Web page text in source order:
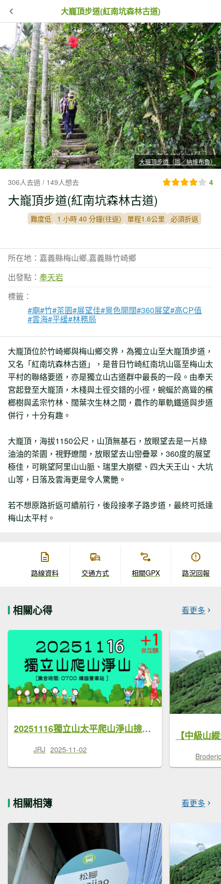
大巃頂步道(紅南坑森林古道)
大巃頂步道（圖／納維布魯）
306人去過 / 149人想去 4
大巃頂步道(紅南坑森林古道)
難度低 1 小時 40 分鐘(往返) 單程1.6公里 必須折返
所在地：嘉義縣梅山鄉,嘉義縣竹崎鄉
出發點： 奉天岩
標籤：
#廟#竹#茶園#展望佳#景色開闊#360展望#高CP值
#雲海#平緩#林務局
大巃頂位於竹崎鄉與梅山鄉交界，為獨立山至大巃頂步道，
又名「紅南坑森林古道」，是昔日竹崎紅南坑山區至梅山太
平村的聯絡要道，亦是獨立山古道群中最長的一段。由奉天
宮起登至大巃頂，木棧與土徑交錯的小徑，蜿蜒於高聳的檳
榔樹與孟宗竹林、闊葉次生林之間，農作的單軌鐵道與步道
併行，十分有趣。
大巃頂，海拔1150公尺，山頂無基石，放眼望去是一片綠
油油的茶園，視野遼闊，放眼望去山巒疊翠，360度的展望
極佳，可眺望阿里山山脈、瑞里大崩壁、四大天王山、大坑
山等，日落及雲海更是令人驚艷。
若不想原路折返可續前行，後段接孝子路步道，最終可抵達
梅山太平村。
路線資料 交通方式 相關GPX 路況回報
相關心得 看更多
20251116獨立山太平爬山淨山撿垃圾（嘉義/登山淨山/JRJ邀約）
JRJ 2025-11-02
相關相簿 看更多